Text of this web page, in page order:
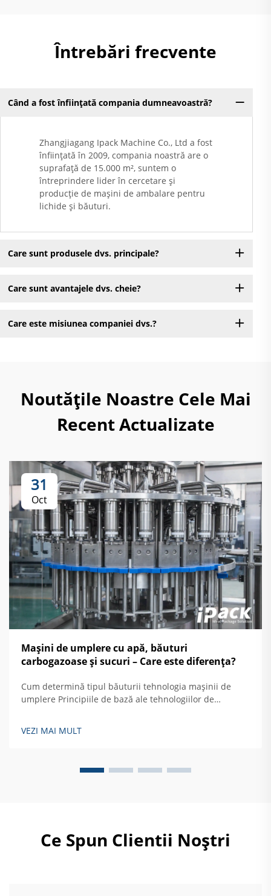
Întrebări frecvente
Când a fost înființată compania dumneavoastră?
Zhangjiagang Ipack Machine Co., Ltd a fost
înființată în 2009, compania noastră are o
suprafață de 15.000 m², suntem o
întreprindere lider în cercetare și
producție de mașini de ambalare pentru
lichide și băuturi.
Care sunt produsele dvs. principale?
Care sunt avantajele dvs. cheie?
Care este misiunea companiei dvs.?
Noutățile Noastre Cele Mai
Recent Actualizate
31
Oct
Mașini de umplere cu apă, băuturi
carbogazoase și sucuri – Care este diferența?
Cum determină tipul băuturii tehnologia mașinii de
umplere Principiile de bază ale tehnologiilor de
principale concepute special pentru diferite tipuri de
VEZI MAI MULT
Ce Spun Clientii Noștri